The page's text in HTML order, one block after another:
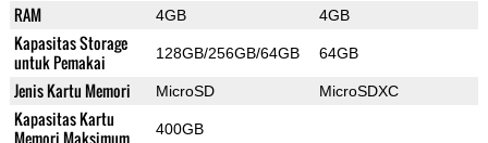
RAM 4GB 4GB
Kapasitas Storage
untuk Pemakai
128GB/256GB/64GB 64GB
Jenis Kartu Memori MicroSD MicroSDXC
Kapasitas Kartu
Memori Maksimum
400GB